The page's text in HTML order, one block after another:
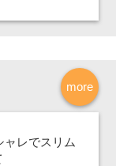
more
ャレでスリム